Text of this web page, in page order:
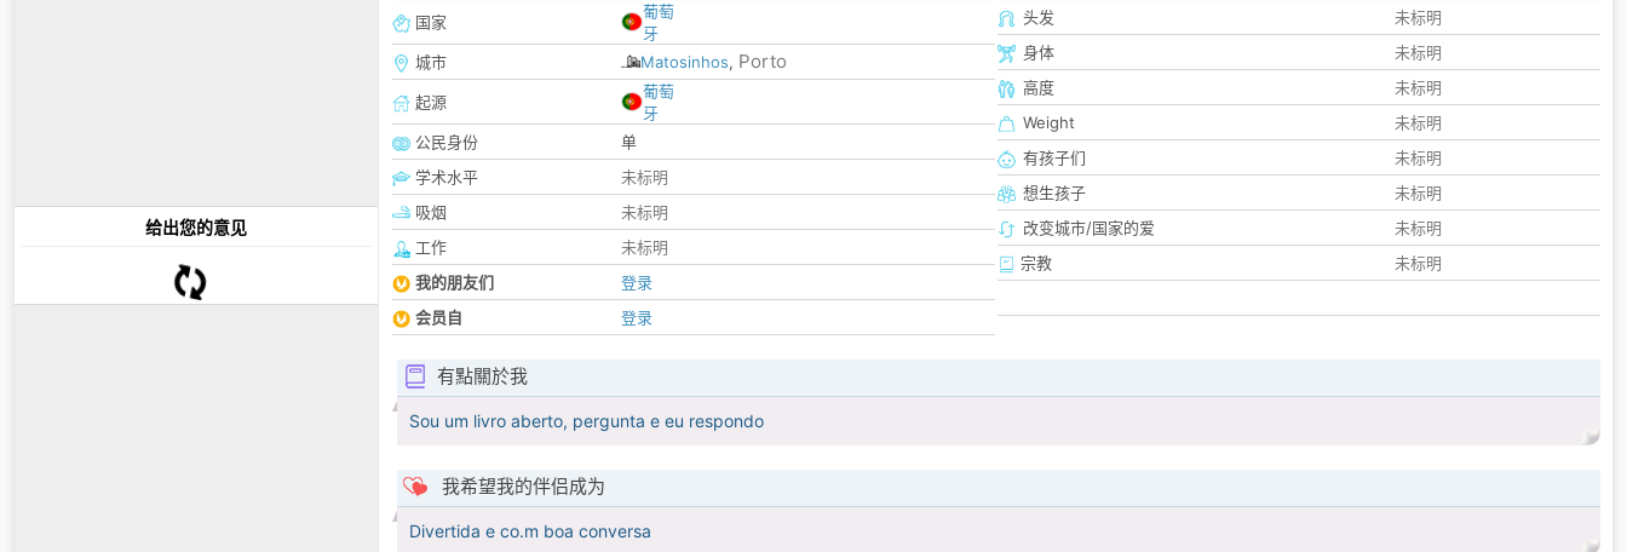
给出您的意见
国家
葡萄
牙
城市
Matosinhos, Porto
起源
葡萄
牙
公民身份
单
学术水平
未标明
吸烟
未标明
工作
未标明
我的朋友们
登录
会员自
登录
头发
未标明
身体
未标明
高度
未标明
Weight
未标明
有孩子们
未标明
想生孩子
未标明
改变城市/国家的爱
未标明
宗教
未标明
有點關於我
Sou um livro aberto, pergunta e eu respondo
我希望我的伴侣成为
Divertida e co.m boa conversa